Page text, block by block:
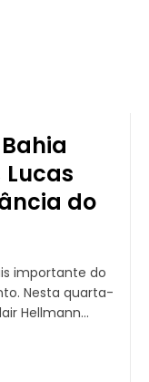
do
importante do
Nesta quarta-
Hellmann...